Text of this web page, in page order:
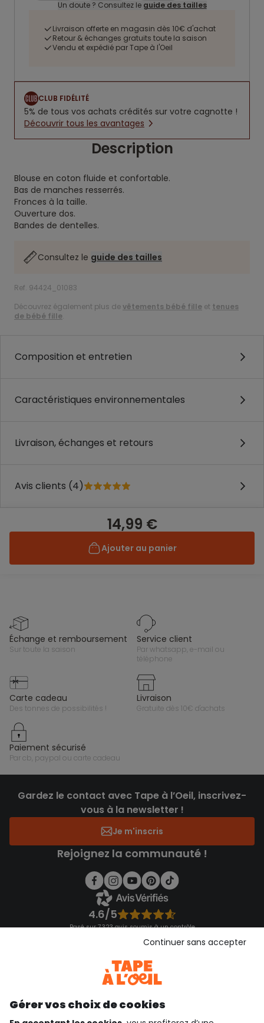
Un doute ? Consultez le guide des tailles
Livraison offerte en magasin dès 10€ d'achat
Retour & échanges gratuits toute la saison
Vendu et expédié par Tape à l'Oeil
CLUB FIDÉLITÉ
5% de tous vos achats crédités sur votre cagnotte !
Découvrir tous les avantages
Description
Blouse en coton fluide et confortable.
Bas de manches resserrés.
Fronces à la taille.
Ouverture dos.
Bandes de dentelles.
Consultez le guide des tailles
Ref. 94424_01083
Découvrez également plus devêtements bébé fille et tenues
de bébé fille.
Composition et entretien
Caractéristiques environnementales
Livraison, échanges et retours
Avis clients (4)
14,99 €
Ajouter au panier
échange et remboursement
sur toute la saison
service client
par whatsapp, e-mail ou
téléphone
carte cadeau
des tonnes de possibilités !
livraison
gratuite dès 10€ d'achats
paiement sécurisé
par cb, paypal ou carte cadeau
Gardez le contact avec Tape à l’Oeil, inscrivez-
vous à la newsletter !
Je m'inscris
Rejoignez la communauté !
4.6/5
Basé sur 7 323 avis soumis à un contrôle
Consulter les CGU
Gérer vos choix de cookies
Continuer sans accepter